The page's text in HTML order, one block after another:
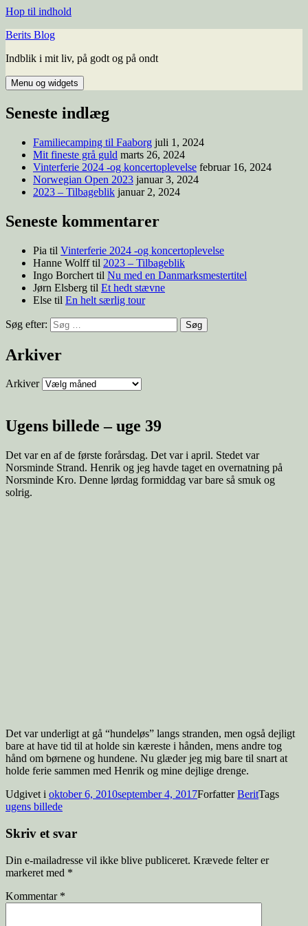
Hop til indhold
Berits Blog
Indblik i mit liv, på godt og på ondt
Menu og widgets
Seneste indlæg
Familiecamping til Faaborg juli 1, 2024
Mit fineste grå guld marts 26, 2024
Vinterferie 2024 -og koncertoplevelse februar 16, 2024
Norwegian Open 2023 januar 3, 2024
2023 – Tilbageblik januar 2, 2024
Seneste kommentarer
Pia til Vinterferie 2024 -og koncertoplevelse
Hanne Wolfftil 2023 – Tilbageblik
Ingo Borchert til Nu med en Danmarksmestertitel
Jørn Elsberg til Et hedt stævne
Else til En helt særlig tour
Søg efter:
Arkiver
Arkiver
Ugens billede – uge 39
Det var en af de første forårsdag. Det var i april. Stedet var
Norsminde Strand. Henrik og jeg havde taget en overnatning på
Norsminde Kro. Denne lørdag formiddag var bare så smuk og
solrig.
Det var underligt at gå “hundeløs” langs stranden, men også dejligt
bare at have tid til at holde sin kæreste i hånden, mens andre tog
hånd om børnene og hundene. Nu glæder jeg mig bare til snart at
holde ferie sammen med Henrik og mine dejlige drenge.
Udgivet i oktober 6, 2010september 4, 2017ForfatterBeritTags
ugens billede
Skriv et svar
Din e-mailadresse vil ikke blive publiceret. Krævede felter er
markeret med *
Kommentar *